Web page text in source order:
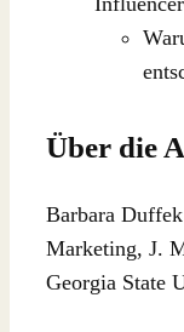
Über die
Barbara
Marketing, J.
Georgia State